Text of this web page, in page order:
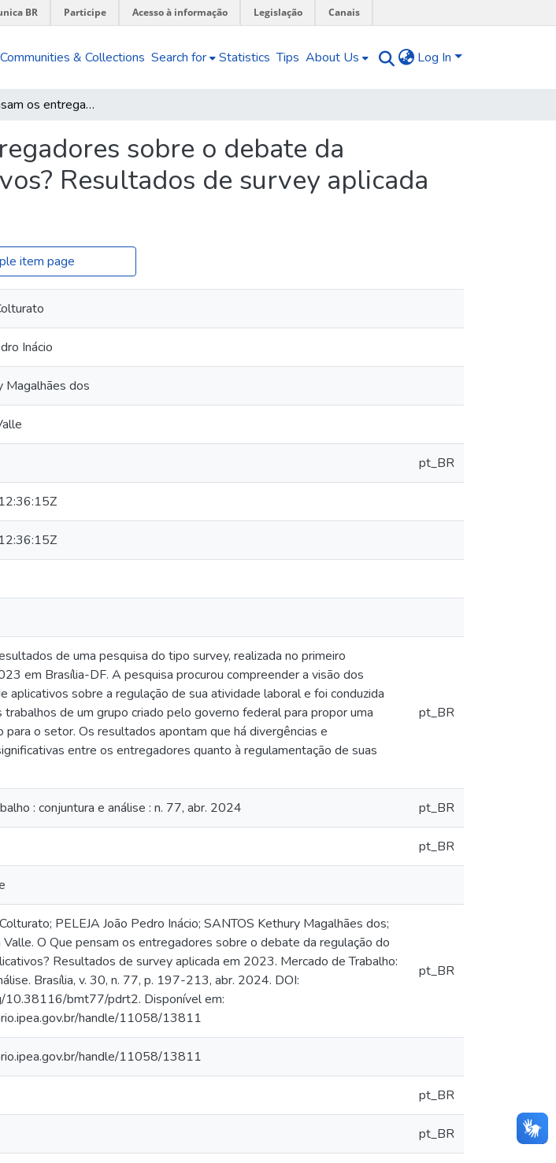
BR Participe Acesso à informação Legislação Canais
Communities & Collections Search for Statistics Tips About Us Log In
O Que pensam os entregadores sobre o debate da regulação do trabalho por aplicativos? Resultados de survey aplicada em 2023
sobre o debate da
Resultados de survey aplicada
item page
Inácio
Magalhães dos
pt_BR
de uma pesquisa do tipo survey, realizada no primeiro
em Brasília-DF. A pesquisa procurou compreender a visão dos
aplicativos sobre a regulação de sua atividade laboral e foi conduzida
de um grupo criado pelo governo federal para propor uma
para o setor. Os resultados apontam que há divergências e
entre os entregadores quanto à regulamentação de suas
pt_BR
: conjuntura e análise : n. 77, abr. 2024 pt_BR
pt_BR
PELEJA João Pedro Inácio; SANTOS Kethury Magalhães dos;
Valle. O Que pensam os entregadores sobre o debate da regulação do
Resultados de survey aplicada em 2023. Mercado de Trabalho:
Brasília, v. 30, n. 77, p. 197-213, abr. 2024. DOI:
10.38116/bmt77/pdrt2. Disponível em:
handle/11058/13811
pt_BR
handle/11058/13811
pt_BR
pt_BR